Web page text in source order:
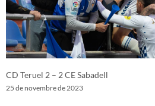
CD Teruel 2 – 2 CE Sabadell
25 de novembre de 2023